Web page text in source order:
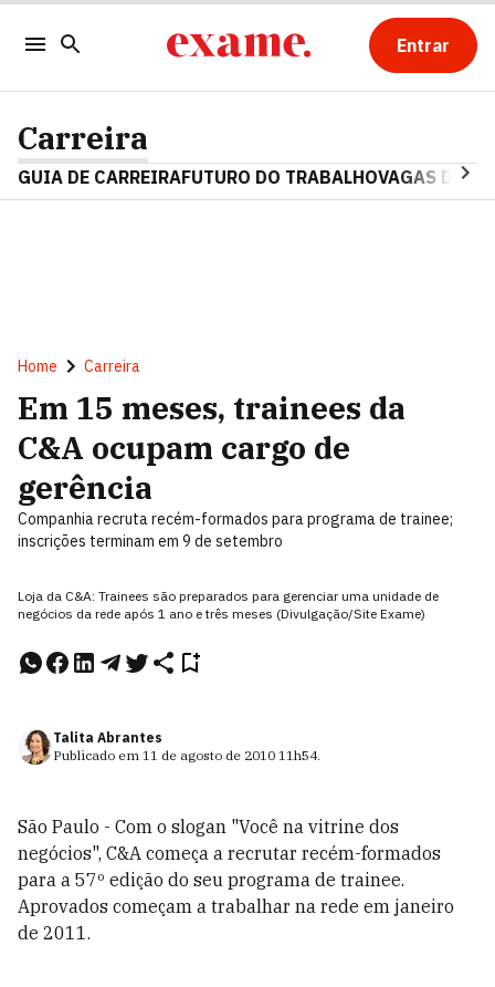
Entrar
Carreira
GUIA DE CARREIRAFUTURO DO TRABALHOVAGAS DE
Home Carreira
Em 15 meses, trainees da
C&A ocupam cargo de
gerência
Companhia recruta recém-formados para programa de trainee;
inscrições terminam em 9 de setembro
Loja da C&A: Trainees são preparados para gerenciar uma unidade de
negócios da rede após 1 ano e três meses (Divulgação/Site Exame)
Talita Abrantes
Publicado em 11 de agosto de 2010 11h54.
São Paulo - Com o slogan "Você na vitrine dos
negócios", C&A começa a recrutar recém-formados
para a 57º edição do seu programa de trainee.
Aprovados começam a trabalhar na rede em janeiro
de 2011.